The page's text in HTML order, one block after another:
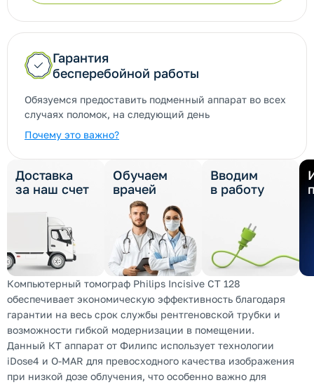
Гарантия
бесперебойной работы
Обязуемся предоставить подменный аппарат во всех
случаях поломок, на следующий день
Почему это важно?
Доставка
за наш счет
Обучаем
врачей
Вводим
в работу
Компьютерный томограф Philips Incisive CT 128
обеспечивает экономическую эффективность благодаря
гарантии на весь срок службы рентгеновской трубки и
возможности гибкой модернизации в помещении.
Данный КТ аппарат от Филипс использует технологии
iDose4 и O-MAR для превосходного качества изображения
при низкой дозе облучения, что особенно важно для